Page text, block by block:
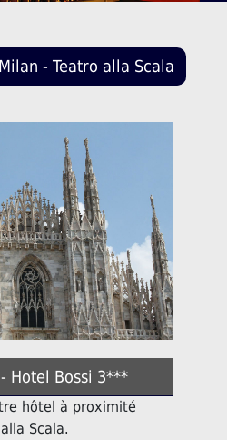
- Teatro alla Scala
Hotel Bossi 3***
hôtel à proximité
Scala.